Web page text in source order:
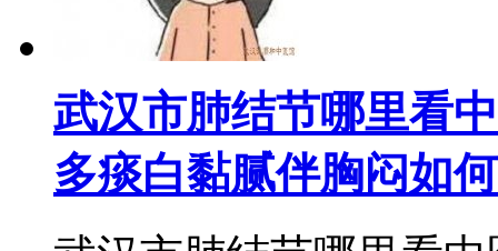
武汉市肺结节哪里看
多痰白黏腻伴胸闷如何